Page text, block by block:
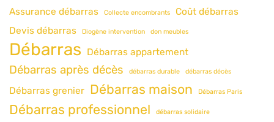
Assurance débarras Collecte encombrants
Coût débarras
Devis débarras
Diogène intervention don meubles
Débarras Débarras appartement
Débarras après décès débarras durable débarras décès
Débarras grenier Débarras maison Débarras Paris
Débarras professionnel débarras solidaire